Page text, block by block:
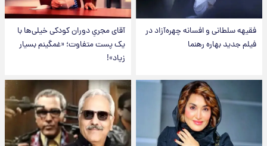
فقیهه سلطانی و افسانه چهره‌آزاد در
فیلم جدید بهاره رهنما
آقای مجریِ دوران کودکی خیلی‌ها با
یک پست متفاوت؛ «غمگینم بسیار
زیاد»!